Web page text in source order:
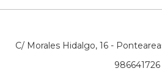
C/ Morales Hidalgo, 16 -
986641726